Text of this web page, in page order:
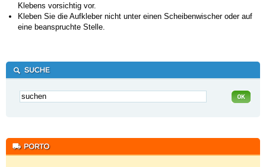
Klebens vorsichtig vor.
Kleben Sie die Aufkleber nicht unter einen Scheibenwischer oder auf
eine beanspruchte Stelle.